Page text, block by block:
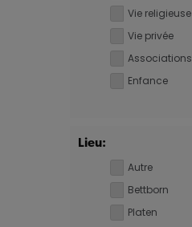
Vie religieuse
Vie privée
Associations
Enfance
Lieu:
Autre
Bettborn
Platen